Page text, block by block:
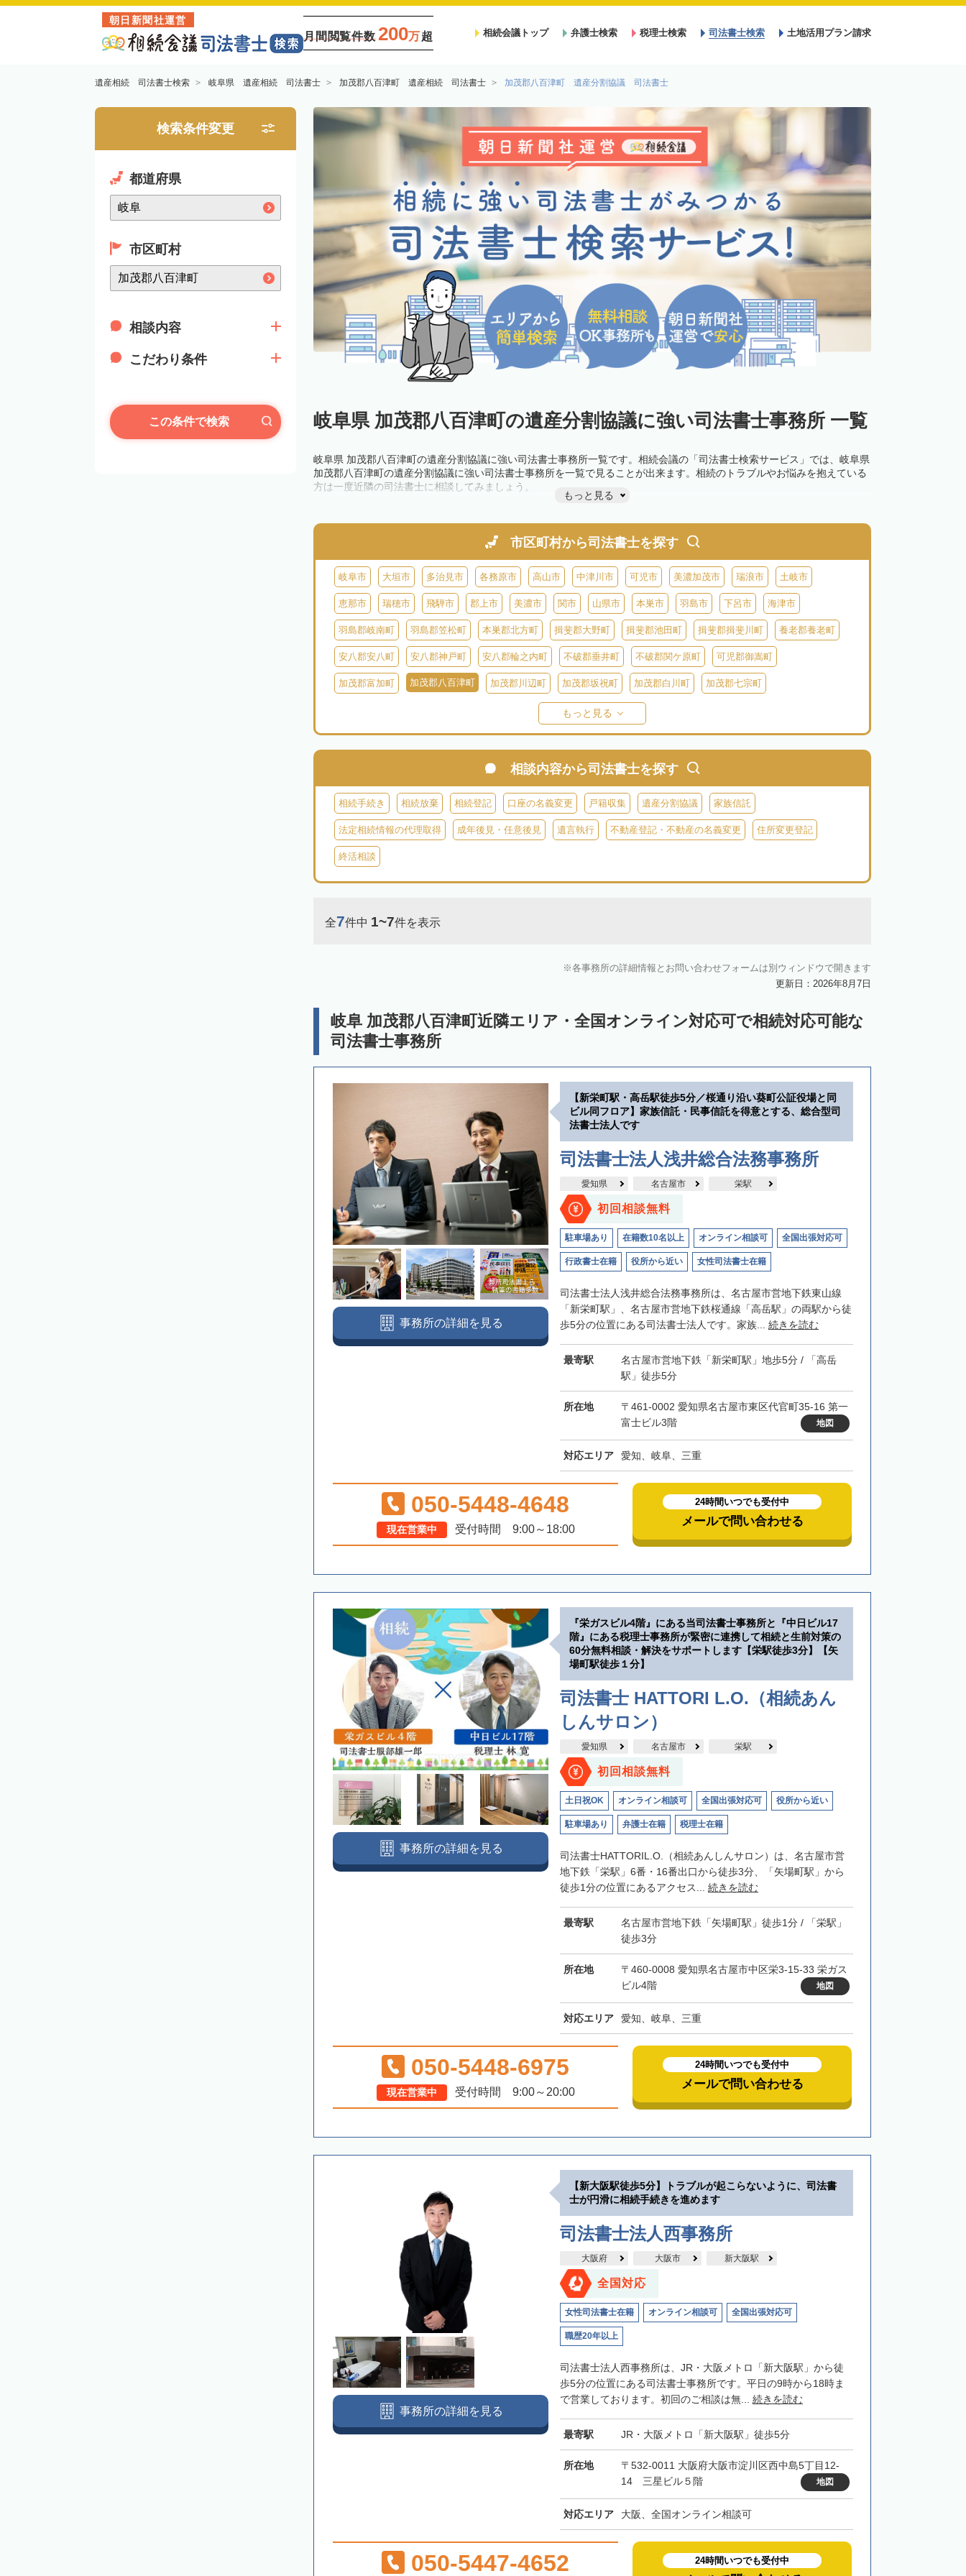
朝日新聞社運営
月間閲覧件数 200万超 相続会議トップ 弁護士検索 税理士検索 司法書士検索 土地活用プラン請求
遺産相続 司法書士検索 岐阜県 遺産相続 司法書士 加茂郡八百津町 遺産相続 司法書士 加茂郡八百津町 遺産分割協議 司法書士
検索条件変更
都道府県
市区町村
相談内容
こだわり条件
この条件で検索 岐阜県 加茂郡八百津町の遺産分割協議に強い司法書士事務所 一覧
岐阜県 加茂郡八百津町の遺産分割協議に強い司法書士事務所一覧です。相続会議の「司法書士検索サービス」では、岐阜県
加茂郡八百津町の遺産分割協議に強い司法書士事務所を一覧で見ることが出来ます。相続のトラブルやお悩みを抱えている
方は一度近隣の司法書士に相談してみましょう。
もっと見る
市区町村から司法書士を探す
岐阜市 大垣市 多治見市 各務原市 高山市 中津川市 可児市 美濃加茂市 瑞浪市 土岐市
恵那市 瑞穂市 飛騨市 郡上市 美濃市 関市 山県市 本巣市 羽島市 下呂市 海津市
羽島郡岐南町 羽島郡笠松町 本巣郡北方町 揖斐郡大野町 揖斐郡池田町 揖斐郡揖斐川町 養老郡養老町
安八郡安八町 安八郡神戸町 安八郡輪之内町 不破郡垂井町 不破郡関ケ原町 可児郡御嵩町
加茂郡富加町 加茂郡八百津町 加茂郡川辺町 加茂郡坂祝町 加茂郡白川町 加茂郡七宗町
もっと見る
相談内容から司法書士を探す
相続手続き 相続放棄 相続登記 口座の名義変更 戸籍収集 遺産分割協議 家族信託
法定相続情報の代理取得 成年後見・任意後見 遺言執行 不動産登記・不動産の名義変更 住所変更登記
終活相談
全7件中 1~7件を表示
各事務所の詳細情報とお問い合わせフォームは別ウィンドウで開きます
更新日：2026年8月7日
岐阜 加茂郡八百津町近隣エリア・全国オンライン対応可で相続対応可能な
司法書士事務所
【新栄町駅・高岳駅徒歩5分／桜通り沿い葵町公証役場と同
ビル同フロア】家族信託・民事信託を得意とする、総合型司
法書士法人です
司法書士法人浅井総合法務事務所
愛知県 名古屋市 栄駅
初回相談無料
駐車場あり 在籍数10名以上 オンライン相談可 全国出張対応可
行政書士在籍 役所から近い 女性司法書士在籍
司法書士法人浅井総合法務事務所は、名古屋市営地下鉄東山線
「新栄町駅」、名古屋市営地下鉄桜通線「高岳駅」の両駅から徒
歩5分の位置にある司法書士法人です。家族... 続きを読む
最寄駅
名古屋市営地下鉄「新栄町駅」地歩5分 / 「高岳
駅」徒歩5分
所在地
〒461-0002 愛知県名古屋市東区代官町35-16 第一
富士ビル3階
地図
対応エリア 愛知、岐阜、三重
事務所の詳細を見る
050-5448-4648
現在営業中 受付時間 9:00～18:00
24時間いつでも受付中
メールで問い合わせる
『栄ガスビル4階』にある当司法書士事務所と『中日ビル17
階』にある税理士事務所が緊密に連携して相続と生前対策の
60分無料相談・解決をサポートします【栄駅徒歩3分】【矢
場町駅徒歩１分】
司法書士 HATTORI L.O.（相続あん
しんサロン）
愛知県 名古屋市 栄駅
初回相談無料
土日祝OK オンライン相談可 全国出張対応可 役所から近い
駐車場あり 弁護士在籍 税理士在籍
司法書士HATTORIL.O.（相続あんしんサロン）は、名古屋市営
地下鉄「栄駅」6番・16番出口から徒歩3分、「矢場町駅」から
徒歩1分の位置にあるアクセス... 続きを読む
最寄駅
名古屋市営地下鉄「矢場町駅」徒歩1分 / 「栄駅」
徒歩3分
所在地
〒460-0008 愛知県名古屋市中区栄3-15-33 栄ガス
ビル4階
地図
対応エリア 愛知、岐阜、三重
事務所の詳細を見る
050-5448-6975
現在営業中 受付時間 9:00～20:00
24時間いつでも受付中
メールで問い合わせる
【新大阪駅徒歩5分】トラブルが起こらないように、司法書
士が円滑に相続手続きを進めます
司法書士法人西事務所
大阪府 大阪市 新大阪駅
全国対応
女性司法書士在籍 オンライン相談可 全国出張対応可
職歴20年以上
司法書士法人西事務所は、JR・大阪メトロ「新大阪駅」から徒
歩5分の位置にある司法書士事務所です。平日の9時から18時ま
で営業しております。初回のご相談は無... 続きを読む
最寄駅 JR・大阪メトロ「新大阪駅」徒歩5分
所在地
〒532-0011 大阪府大阪市淀川区西中島5丁目12-
14 三星ビル５階
地図
対応エリア 大阪、全国オンライン相談可
事務所の詳細を見る
050-5447-4652 24時間いつでも受付中